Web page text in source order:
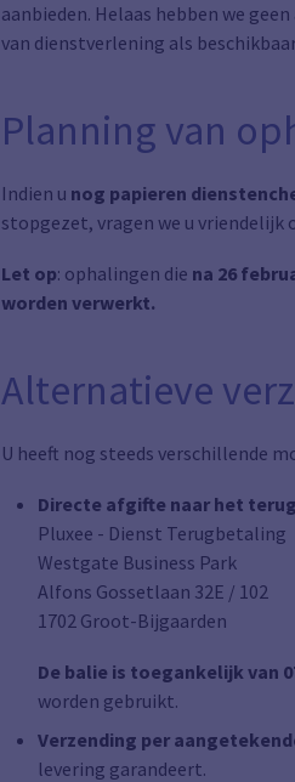
aanbieden. Helaas hebben we
van dienstverlening als
Planning van
Indien u nog papieren
stopgezet, vragen we u vriendelijk
Let op: ophalingen die na 26
worden verwerkt.
Alternatieve
U heeft nog steeds verschillende
Directe afgifte naar het
Pluxee - Dienst Terugbetaling
Westgate Business Park
Alfons Gossetlaan 32E / 102
1702 Groot-Bijgaarden
De balie is toegankelijk van
worden gebruikt.
Verzending per
levering garandeert.